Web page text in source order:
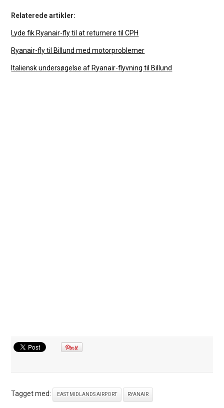
Relaterede artikler:
Lyde fik Ryanair-fly til at returnere til CPH
Ryanair-fly til Billund med motorproblemer
Italiensk undersøgelse af Ryanair-flyvning til Billund
Tagget med: EAST MIDLANDS AIRPORT RYANAIR